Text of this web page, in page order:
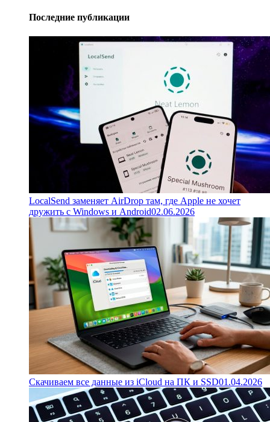
Последние публикации
LocalSend заменяет AirDrop там, где Apple не хочет
дружить с Windows и Android02.06.2026
Скачиваем все данные из iCloud на ПК и SSD01.04.2026